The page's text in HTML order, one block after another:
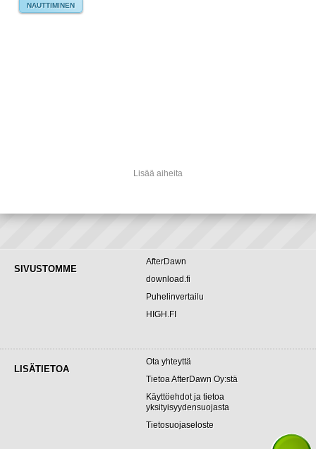
NAUTTIMINEN
Lisää aiheita
SIVUSTOMME
AfterDawn
download.fi
Puhelinvertailu
HIGH.FI
LISÄTIETOA
Ota yhteyttä
Tietoa AfterDawn Oy:stä
Käyttöehdot ja tietoa
yksityisyydensuojasta
Tietosuojaseloste